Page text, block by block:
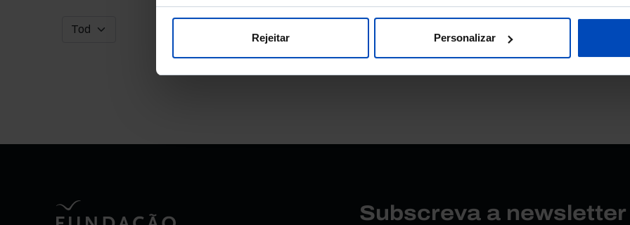
Rejeitar Personalizar
Subscreva a